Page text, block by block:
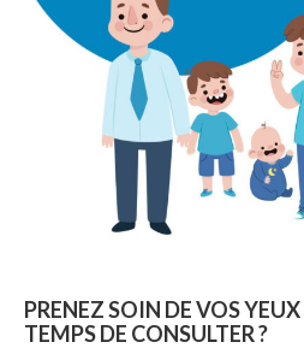
PRENEZ SOIN DE VOS
TEMPS DE CONSULTER ?